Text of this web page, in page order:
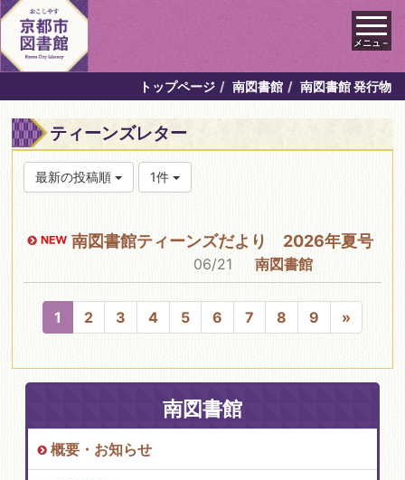
メニュ－
トップページ 南図書館 南図書館 発行物
ティーンズレター
最新の投稿順 1件
南図書館ティーンズだより 2026年夏号
06/21 南図書館
1 2 3 4 5 6 7 8 9 »
南図書館
概要・お知らせ